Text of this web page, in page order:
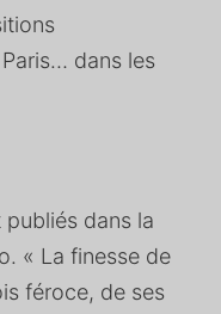
dans les
publiés dans la
« La finesse de
féroce, de ses